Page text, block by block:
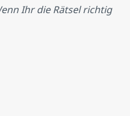
Ihr die Rätsel richtig